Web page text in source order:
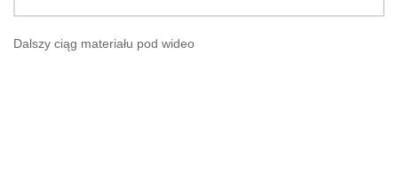
Dalszy ciąg materiału pod wideo